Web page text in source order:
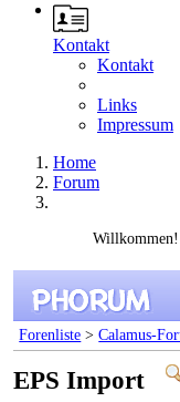
Kontakt
Kontakt
Links
Impressum
Home
Forum
Willkommen!
Forenliste >Calamus-
EPS Import